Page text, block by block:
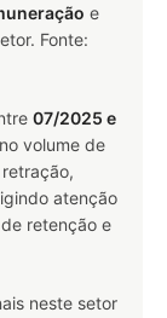
e
Fonte:
07/2025 e
no volume de
atenção
retenção e
neste setor